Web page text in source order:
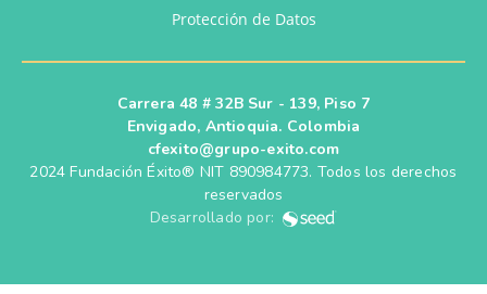
Protección de Datos
Carrera 48 # 32B Sur - 139, Piso 7
Envigado, Antioquia. Colombia
cfexito@grupo-exito.com
2024 Fundación Éxito® NIT 890984773. Todos los derechos
reservados
Desarrollado por: